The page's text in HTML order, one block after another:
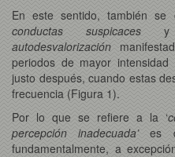
En este sentido, también se
conductas suspicacesy
autodesvalorización
periodos de mayor
justo después, cuando estas
frecuencia (Figura 1).
Por lo que se refiere a la ‘
percepción inadecuada’es
fundamentalmente, a